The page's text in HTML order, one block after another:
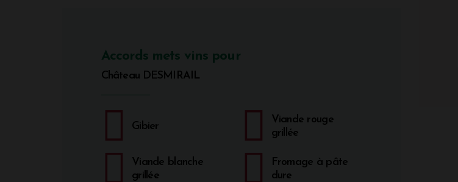
Accords mets vins pour
Château DESMIRAIL
Gibier
Viande rouge
grillée
Viande blanche
grillée
Fromage à pâte
dure